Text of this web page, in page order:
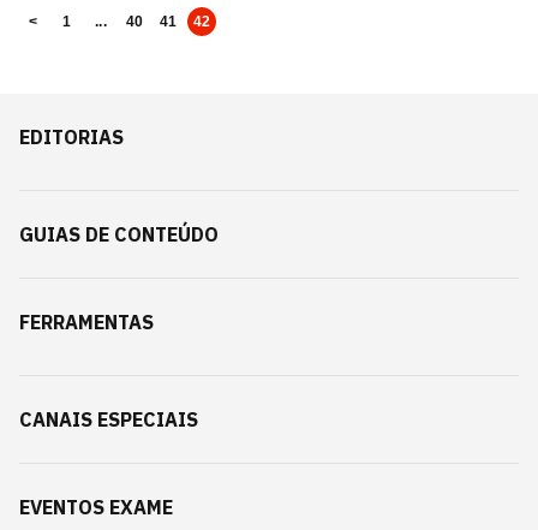
< 1 ... 40 41 42
EDITORIAS
GUIAS DE CONTEÚDO
FERRAMENTAS
CANAIS ESPECIAIS
EVENTOS EXAME